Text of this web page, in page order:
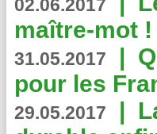
02.06.2017
maître-mot !
31.05.2017 |
pour les
29.05.2017 |